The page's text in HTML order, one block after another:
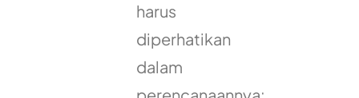
harus
diperhatikan
dalam